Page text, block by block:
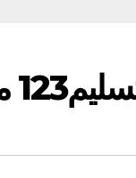
قعفور